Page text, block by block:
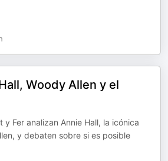
Woody Allen y el
y Fer analizan Annie Hall, la icónica
y debaten sobre si es posible